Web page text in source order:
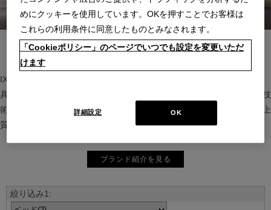
IXC（イクスシー）は、”Emotional Minimalism”を掲げるグローバル家
具ブランド。ヨーロッパの家具文化と日本の美意識を融合し、素材や技
術を活かした持続可能で洗練されたインテリアを提案。長く愛される上
質な暮らしを届けます。
ブランド紹介を見る
めにクッキーを使用しています。OKを押すことでお客様は
これらの利用条件に同意したものとみなされます。
「Cookieポリシー」のページでいつでも設定を変更いただ
けます
OK
詳細設定